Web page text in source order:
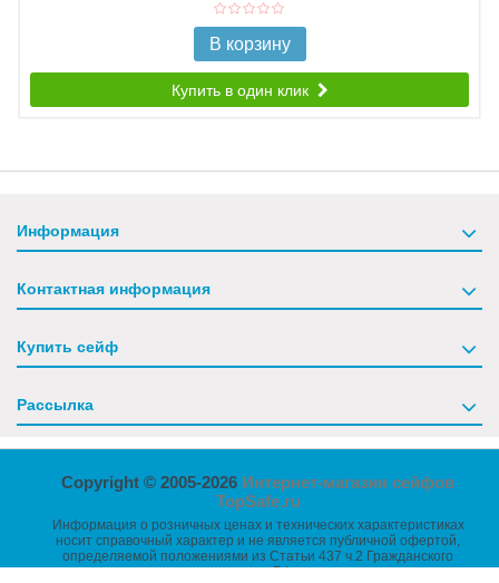
В корзину
Купить в один клик
Информация
Контактная информация
Купить сейф
Рассылка
Copyright © 2005-2026 Интернет-магазин сейфов
TopSafe.ru
Информация о розничных ценах и технических характеристиках
носит справочный характер и не является публичной офертой,
определяемой положениями из Статьи 437 ч.2 Гражданского
кодекса РФ.